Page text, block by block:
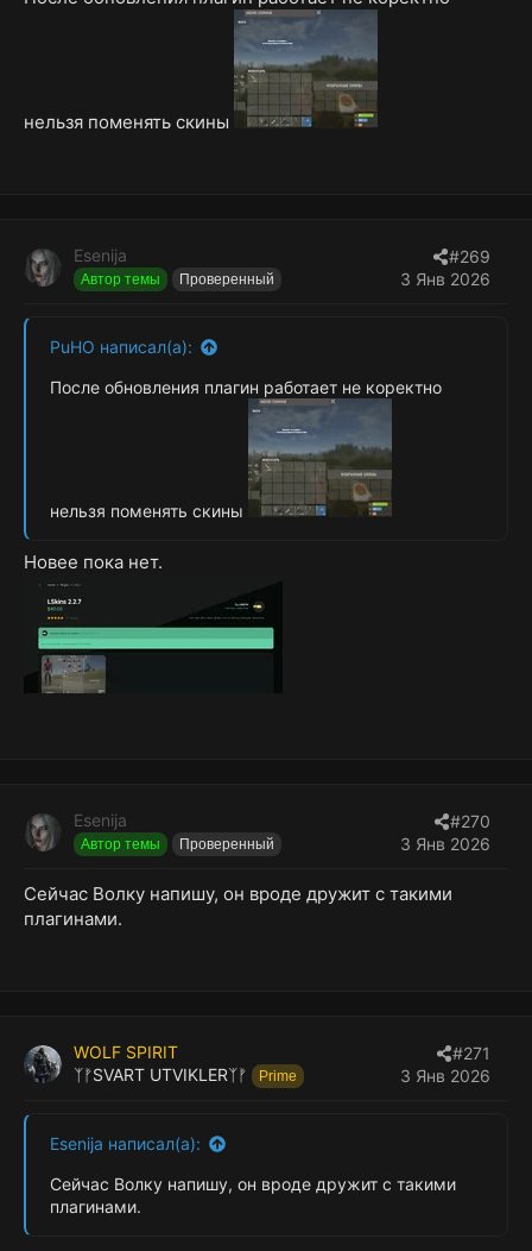
нельзя поменять скины
Esenija
Автор темы Проверенный 3 Янв 2026
#269
PuHO написал(а):
После обновления плагин работает не коректно
нельзя поменять скины
Новее пока нет.
Esenija
Автор темы Проверенный 3 Янв 2026
#270
Сейчас Волку напишу, он вроде дружит с такими
плагинами.
WOLF SPIRIT
ᛉᚠSVART UTVIKLERᛉᚠ
Prime 3 Янв 2026
#271
Esenija написал(а):
Сейчас Волку напишу, он вроде дружит с такими
плагинами.